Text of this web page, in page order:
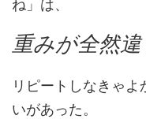
ね」は、
重みが全然違
リピートしなきゃ
いがあった。